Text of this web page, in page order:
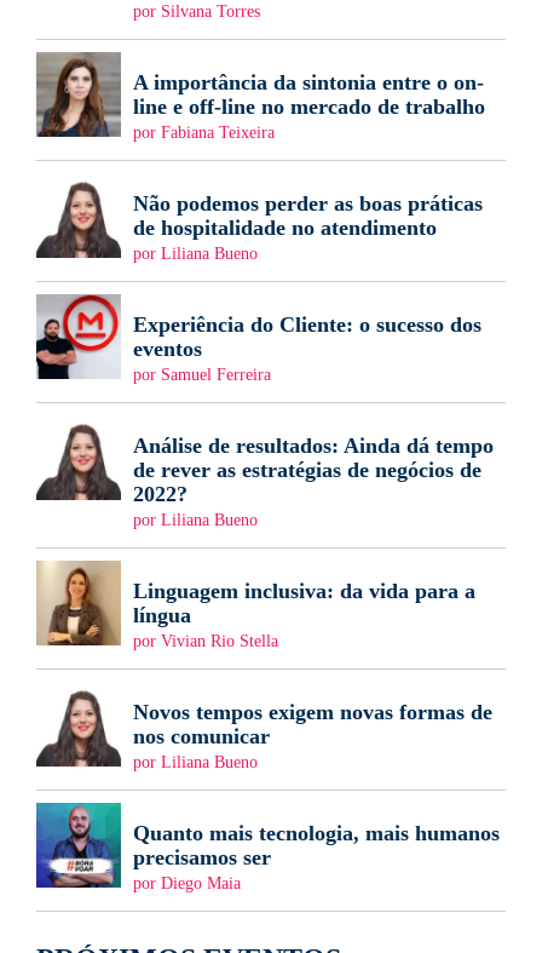
por Silvana Torres
A importância da sintonia entre o on-
line e off-line no mercado de trabalho
por Fabiana Teixeira
Não podemos perder as boas práticas
de hospitalidade no atendimento
por Liliana Bueno
Experiência do Cliente: o sucesso dos
eventos
por Samuel Ferreira
Análise de resultados: Ainda dá tempo
de rever as estratégias de negócios de
2022?
por Liliana Bueno
Linguagem inclusiva: da vida para a
língua
por Vivian Rio Stella
Novos tempos exigem novas formas de
nos comunicar
por Liliana Bueno
Quanto mais tecnologia, mais humanos
precisamos ser
por Diego Maia